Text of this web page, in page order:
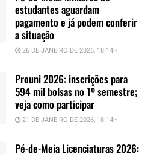
estudantes aguardam
pagamento e já podem conferir
a situação
26 DE JANEIRO DE 2026, 18:14H
Prouni 2026: inscrições para
594 mil bolsas no 1º semestre;
veja como participar
21 DE JANEIRO DE 2026, 18:14H
Pé-de-Meia Licenciaturas 2026: